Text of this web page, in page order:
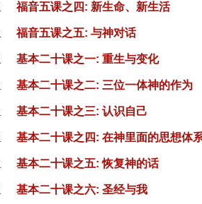
福音五课之四: 新生命、新生活
福音五课之五: 与神对话
基本二十课之一: 重生与变化
基本二十课之二: 三位一体神的作为
基本二十课之三: 认识自己
基本二十课之四: 在神里面的思想体
基本二十课之五: 恢复神的话
基本二十课之六: 圣经与我